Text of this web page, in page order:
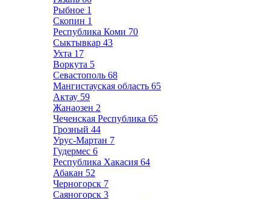
Рыбное 1
Скопин 1
Республика Коми 70
Сыктывкар 43
Ухта 17
Воркута 5
Севастополь 68
Мангистауская область 65
Актау 59
Жанаозен 2
Чеченская Республика 65
Грозный 44
Урус-Мартан 7
Гудермес 6
Республика Хакасия 64
Абакан 52
Черногорск 7
Саяногорск 3